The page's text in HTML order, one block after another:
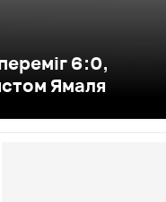
6:0,
Ямаля